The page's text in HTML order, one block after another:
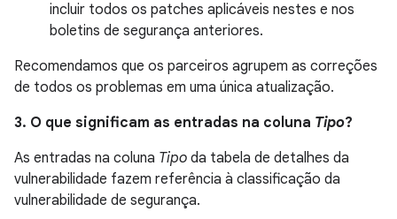
incluir todos os patches aplicáveis nestes e nos
boletins de segurança anteriores.
Recomendamos que os parceiros agrupem as correções
de todos os problemas em uma única atualização.
3. O que significam as entradas na coluna Tipo?
As entradas na coluna Tipo da tabela de detalhes da
vulnerabilidade fazem referência à classificação da
vulnerabilidade de segurança.